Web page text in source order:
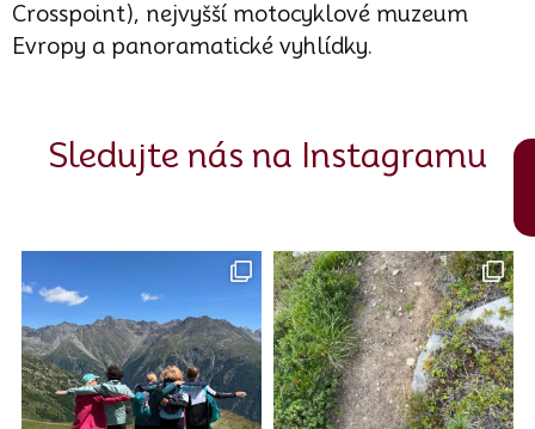
Crosspoint), nejvyšší motocyklové muzeum
Evropy a panoramatické vyhlídky.
Sledujte nás na Instagramu